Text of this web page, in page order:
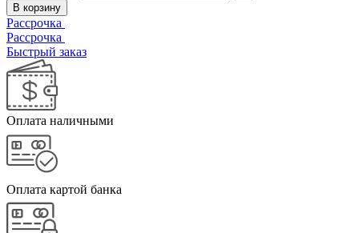
В корзину
Рассрочка
Рассрочка
Быстрый заказ
Оплата наличными
Оплата картой банка